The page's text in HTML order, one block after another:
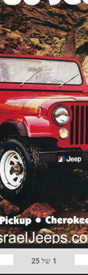
1 של25